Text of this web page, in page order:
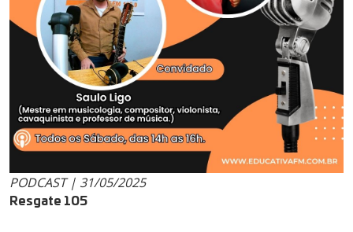
PODCAST | 31/05/2025
Resgate 105